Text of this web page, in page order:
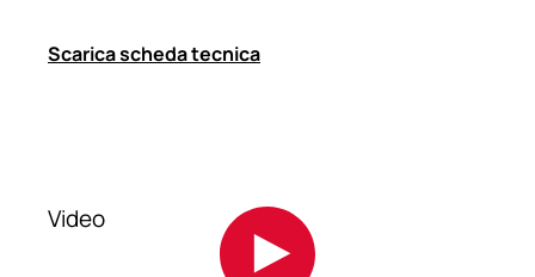
Scarica scheda tecnica
Video